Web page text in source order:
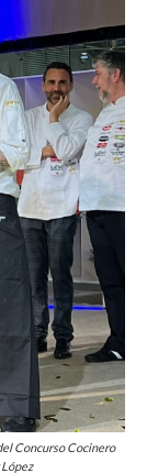
Concurso Cocinero